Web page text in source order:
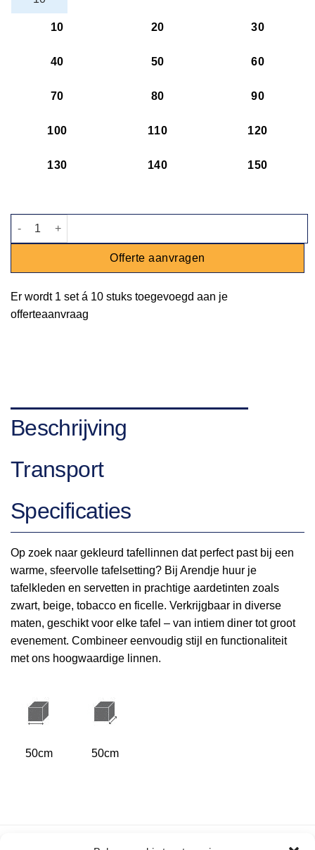
10 20 30
40 50 60
70 80 90
100 110 120
130 140 150
Servet ficelle aantal
Offerte aanvragen
Er wordt 1 setá 10 stuks toegevoegd aan je
offerteaanvraag
Beschrijving
Transport
Specificaties
Op zoek naar gekleurd tafellinnen dat perfect past bij een
warme, sfeervolle tafelsetting? Bij Arendje huur je
tafelkleden en servetten in prachtige aardetinten zoals
zwart, beige, tobacco en ficelle. Verkrijgbaar in diverse
maten, geschikt voor elke tafel – van intiem diner tot groot
evenement. Combineer eenvoudig stijl en functionaliteit
met ons hoogwaardige linnen.
50cm 50cm